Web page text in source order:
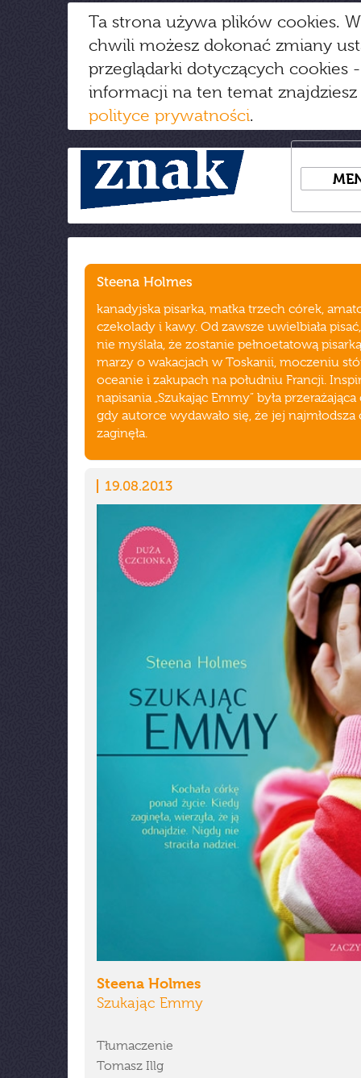
Ta strona używa plików cookies.
chwili możesz dokonać zmiany
przeglądarki dotyczących cookies
informacji na ten temat
polityce prywatności.
Steena Holmes
kanadyjska pisarka, matka trzech córek,
czekolady i kawy. Od zawsze uwielbiała
nie myślała, że zostanie pełnoetatową
marzy o wakacjach w Toskanii, moczeniu
oceanie i zakupach na południu Francji.
napisania „Szukając Emmy” była
gdy autorce wydawało się, że jej najmłodsza
zaginęła.
19.08.2013
Steena Holmes
Szukając Emmy
Tłumaczenie
Tomasz Illg